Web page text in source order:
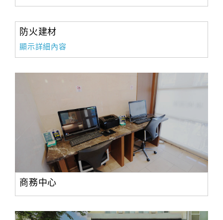
防火建材
顯示詳細內容
商務中心